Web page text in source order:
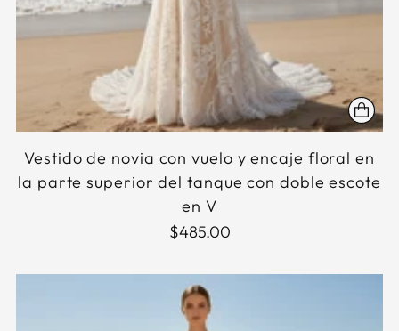
Vestido de novia con vuelo y encaje floral en
la parte superior del tanque con doble escote
en V
$485.00